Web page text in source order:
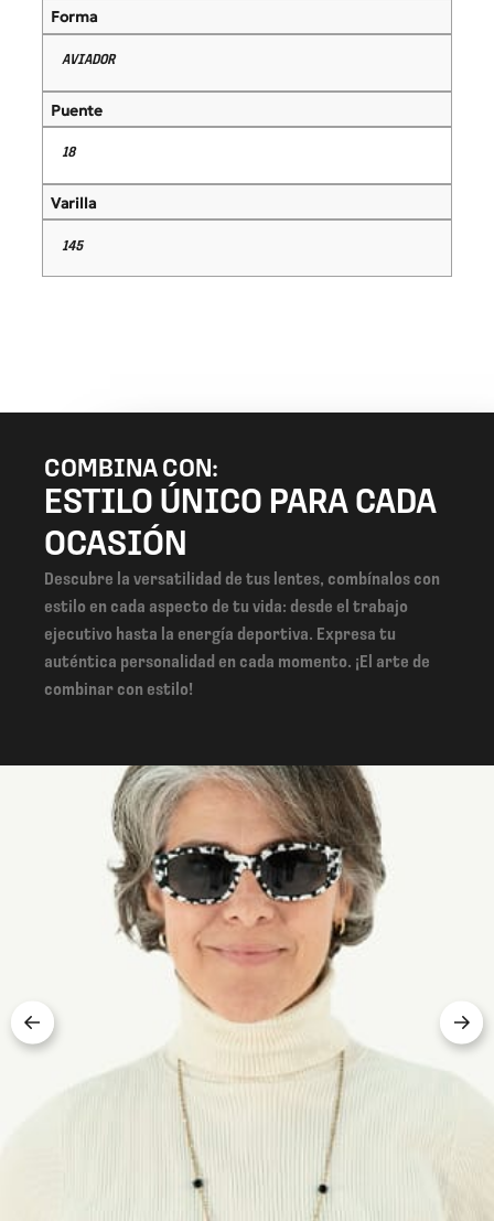
Forma
AVIADOR
Puente
18
Varilla
145
COMBINA CON:
ESTILO ÚNICO PARA CADA
OCASIÓN
Descubre la versatilidad de tus lentes, combínalos con
estilo en cada aspecto de tu vida: desde el trabajo
ejecutivo hasta la energía deportiva. Expresa tu
auténtica personalidad en cada momento. ¡El arte de
combinar con estilo!